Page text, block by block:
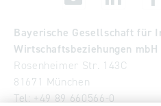
Bayerische Gesellschaft für
Wirtschaftsbeziehungen mbH
Rosenheimer Str. 143C
81671 München
Tel: +49 89 660566-0